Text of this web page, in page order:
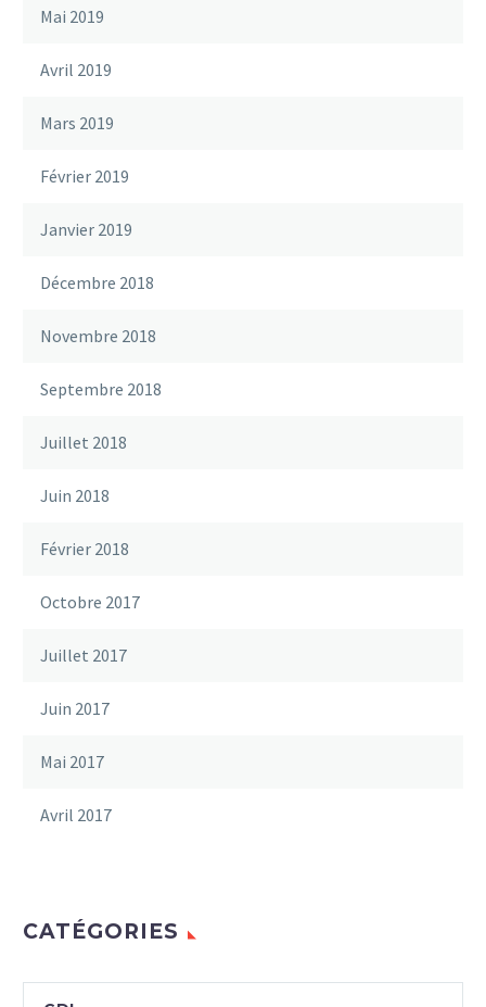
Mai 2019
Avril 2019
Mars 2019
Février 2019
Janvier 2019
Décembre 2018
Novembre 2018
Septembre 2018
Juillet 2018
Juin 2018
Février 2018
Octobre 2017
Juillet 2017
Juin 2017
Mai 2017
Avril 2017
CATÉGORIES